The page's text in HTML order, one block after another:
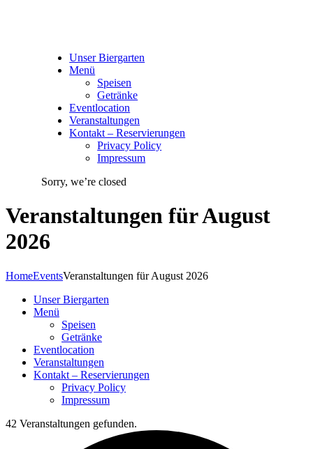
Unser Biergarten
Menü
Speisen
Getränke
Eventlocation
Veranstaltungen
Kontakt – Reservierungen
Privacy Policy
Impressum
Sorry, we’re closed
Veranstaltungen für August
2026
HomeEventsVeranstaltungen für August 2026
Unser Biergarten
Menü
Speisen
Getränke
Eventlocation
Veranstaltungen
Kontakt – Reservierungen
Privacy Policy
Impressum
42 Veranstaltungen gefunden.